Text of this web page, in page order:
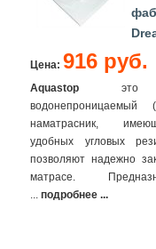
Цена: 916 руб.
Aquastop это
водонепроницаемый
наматрасник,
удобных угловых
позволяют надежно
матрасе.
... подробнее ...